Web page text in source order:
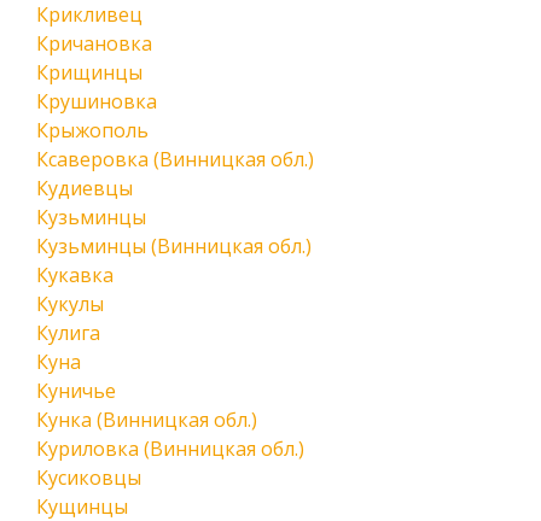
Крикливец
Кричановка
Крищинцы
Крушиновка
Крыжополь
Ксаверовка (Винницкая обл.)
Кудиевцы
Кузьминцы
Кузьминцы (Винницкая обл.)
Кукавка
Кукулы
Кулига
Куна
Куничье
Кунка (Винницкая обл.)
Куриловка (Винницкая обл.)
Кусиковцы
Кущинцы